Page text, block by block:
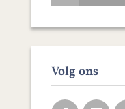
Volg ons